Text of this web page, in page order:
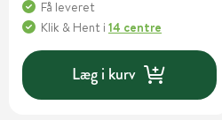
Få leveret
Klik & Hent i 14 centre
Læg i kurv